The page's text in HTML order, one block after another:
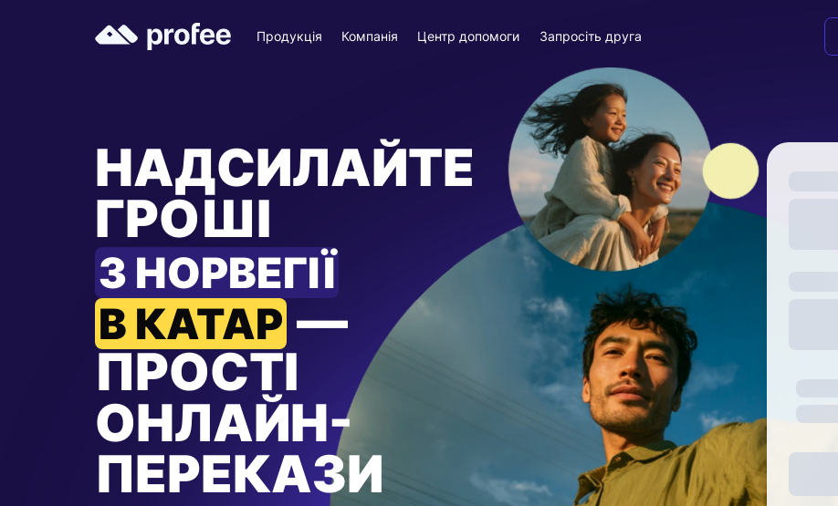
Продукція Компанія Центр допомоги Запросіть друга
НАДСИЛАЙТЕ
ГРОШІ
З НОРВЕГІЇ
В КАТАР —
ПРОСТІ
ОНЛАЙН-
ПЕРЕКАЗИ